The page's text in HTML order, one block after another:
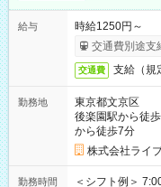
給与
時給1250円～
交通費別途支
交通費 支給（規
勤務地
東京都文京区
後楽園駅から徒
から徒歩7分
株式会社ライ
勤務時間
＜シフト例＞ 7:00～